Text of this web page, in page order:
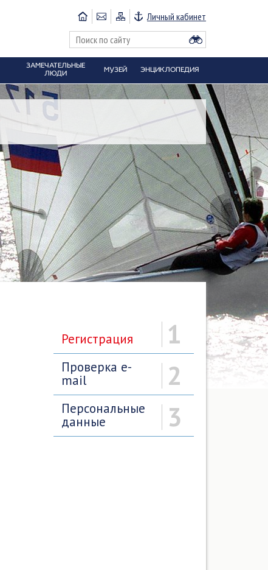
Личный кабинет
ЗАМЕЧАТЕЛЬНЫЕ
ЛЮДИ
МУЗЕЙ ЭНЦИКЛОПЕДИЯ
Регистрация 1
Проверка e-
mail
2
Персональные
данные
3